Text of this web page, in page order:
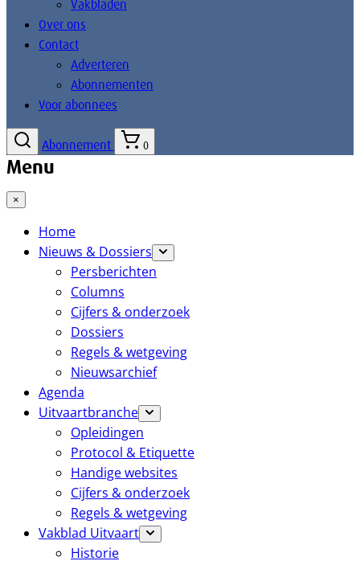
Vakbladen
Over ons
Contact
Adverteren
Abonnementen
Voor abonnees
Abonnement 0
Menu
×
Home
Nieuws & Dossiers
Persberichten
Columns
Cijfers & onderzoek
Dossiers
Regels & wetgeving
Nieuwsarchief
Agenda
Uitvaartbranche
Opleidingen
Protocol & Etiquette
Handige websites
Cijfers & onderzoek
Regels & wetgeving
Vakblad Uitvaart
Historie